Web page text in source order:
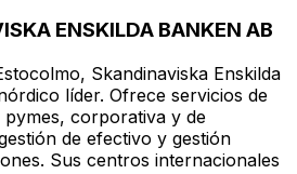
ENSKILDA BANKEN AB
Skandinaviska Enskilda
líder. Ofrece servicios de
corporativa y de
de efectivo y gestión
Sus centros internacionales